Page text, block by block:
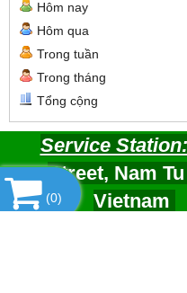
Hôm nay
Hôm qua
Trong tuần
Trong tháng
Tổng cộng
Service Station:
Street, Nam
Vietnam
(0)